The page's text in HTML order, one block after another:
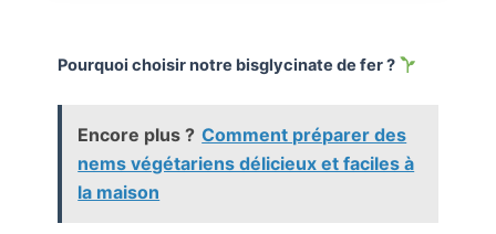
Pourquoi choisir notre bisglycinate de fer ?
Encore plus ? Comment préparer des
nems végétariens délicieux et faciles à
la maison